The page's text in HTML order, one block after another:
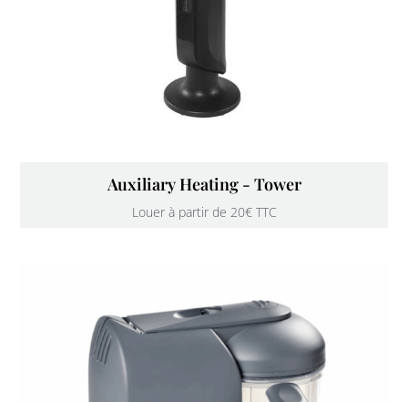
Auxiliary Heating - Tower
Louer à partir de 20€ TTC